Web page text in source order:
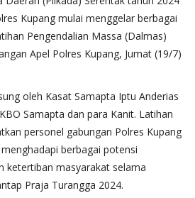
Kupang mulai menggelar berbagai
Pengendalian Massa (Dalmas)
Apel Polres Kupang, Jumat (19/7)
oleh Kasat Samapta Iptu Anderias
Samapta dan para Kanit. Latihan
personel gabungan Polres Kupang
berbagai potensi
ketertiban masyarakat selama
Praja Turangga 2024.